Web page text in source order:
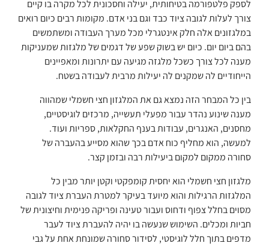
לספק פלטפורמה בטיחותית, יעילה וחסכונית לכל מקרה בו קיים
צורך לעלות לגובה ציוד כבד וגם בני אדם. מקומות רבים כיום רואים
במלגזונים אלה חלק אינטגרלי מכל מערך העבודה ומשתמשים
בהם ביום יום. כיום יש בשוק שפע של דגמים של מלגזות שמעניקות
מענה לכל צורך כשכל מלגזה מגיעה עם יתרונות ומאפיינים
הייחודיים לה שמקנים לה יעילות מרבית לעבודה בשטח.
בין כל המבחר הזה נמצא גם את המלגזון חצי חשמלי שמהווה
מענה שינוע נהדר עבור מפעלי תעשייה, מרכזים לוגיסטיים,
מחסנים, האנגרים, עבודות בענף החקלאות, ספריות ועוד.
למעשה, הוא מחליף כוח אדם בכך שהוא מסייע בהעברה של
סחורה ממקום למקום ביעילות רבה ובזמן קצר.
מלגזון חצי חשמלי הוא יחסית קומפקטי וקטן יותר מבין כל
המלגזות הרגילות והוא מיועד בעיקר למטרת העברת ציוד לגובה
מסוים בחלל צפוף ודחוס ועבור טעינה ופריקה פנימית וחיצונית של
חביות ומכלים. השימוש שנעשה בו יהיה להעברת ציוד לעבר
מדפים בתוך חלל לוגיסטי, לסידור סחורה שמונחת אחת על גבי